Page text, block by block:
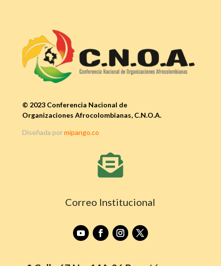
© 2023 Conferencia Nacional de
Organizaciones Afrocolombianas, C.N.O.A.
Diseñada pormipango.co

Correo Institucional